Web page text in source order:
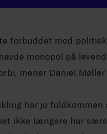
forbuddet mod
monopol på
mener Daniel
har jo
ikke længere har